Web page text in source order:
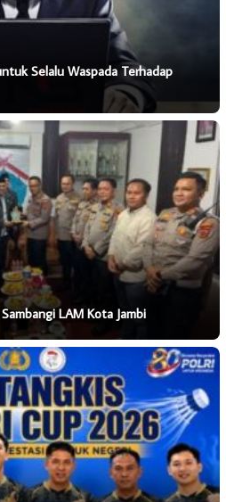
Selalu Waspada Terhadap
LAM Kota Jambi